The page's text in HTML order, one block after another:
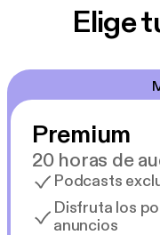
Elige
Premium
20 horas de
Podcasts
Disfruta los
anuncios